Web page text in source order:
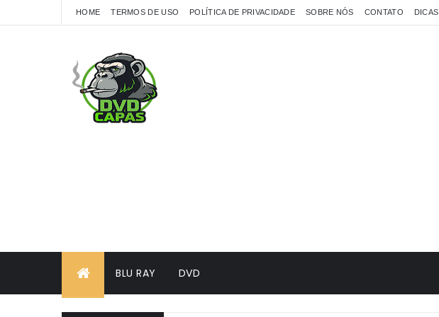
HOME TERMOS DE USO POLÍTICA DE PRIVACIDADE SOBRE NÓS CONTATO DICAS
BLU RAY DVD